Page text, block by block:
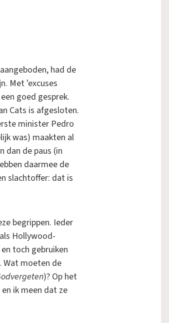
had de
Met 'excuses
goed gesprek.
Cats is afgesloten.
minister Pedro
was) maakten al
dan de paus (in
daarmee de
slachtoffer: dat is
begrippen. Ieder
Hollywood-
toch gebruiken
Wat moeten de
)? Op het
ik meen dat ze